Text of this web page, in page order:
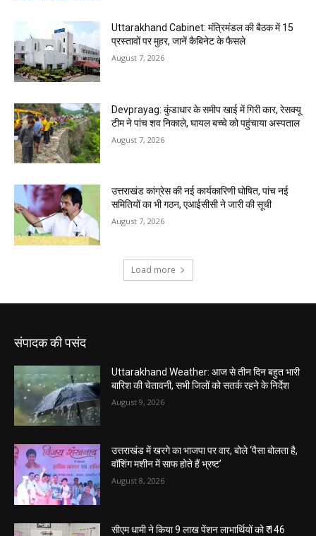
संपादक की पसंद
Uttarakhand Weather: आज से तीन दिन बहुत भारी
बारिश की चेतावनी, सभी जिलों को सतर्क रहने के निर्देश
August 9, 2026
उत्तराखंड में खरगे का भाजपा पर वार, बोले ‘पैसा बोलता है,
वॉशिंग मशीन में साफ होते हैं भ्रष्ट’
August 8, 2026
सीएम धामी ने किया 9 लाख पेंशन लाभार्थियों को ₹ 146